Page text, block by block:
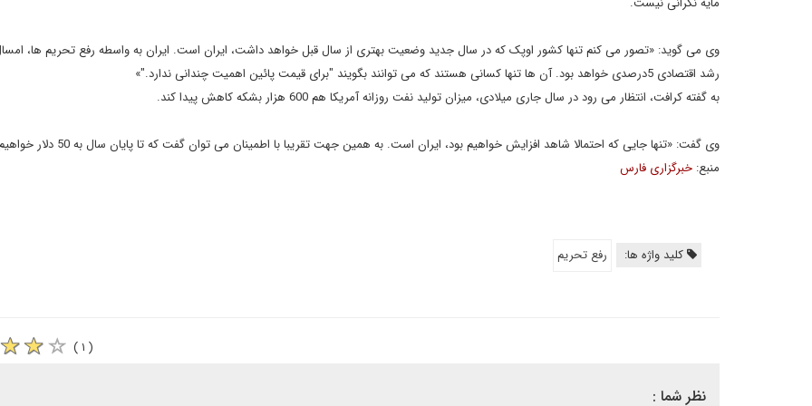
وی می گوید: «تصور می کنم تنها کشور اوپک که در سال جدید وضعیت بهتری از سال قبل خواهد داشت، ایران است. ایران به واسطه رفع تحریم ها،
رشد اقتصادی 5درصدی خواهد بود. آن ها تنها کسانی هستند که می توانند بگویند "برای قیمت پائین اهمیت چندانی ندارد."»
به گفته کرافت، انتظار می رود در سال جاری میلادی، میزان تولید نفت روزانه آمریکا هم 600 هزار بشکه کاهش پیدا کند.
وی گفت: «تنها جایی که احتمالا شاهد افزایش خواهیم بود، ایران است. به همین جهت تقریبا با اطمینان می توان گفت که تا پایان سال به 50 دلار خواهیم رسید.»
منبع: خبرگزاری فارس
کلید واژه ها: رفع تحریم
( ۱ )
نظر شما :